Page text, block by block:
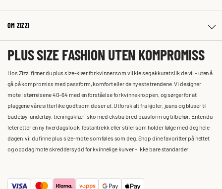
OM ZIZZI
PLUS SIZE FASHION UTEN KOMPROMISS
Hos Zizzi finner du plus size-klær for kvinner som vil kle seg akkurat slik de vil – uten å
gå på kompromiss med passform, komfort eller de nyeste trendene. Vi designer
mote i størrelsene 40–64 med en forståelse for kvinnekroppen, og sørger for at
plaggene våre sitter like godt som de ser ut. Utforsk alt fra kjoler, jeans og bluser til
badetøy, undertøy, treningsklær, sko med ekstra bred passform og tilbehør. Enten du
leter etter en ny hverdagslook, festantrekk eller stiler som holder følge med deg hele
dagen, vil du finne plus size-mote som føles som deg. Shop dine favoritter på nettet
og oppdag mote skreddersydd for kvinnelige kurver – ikke bare standarder.